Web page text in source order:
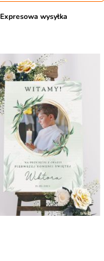
Expresowa wysyłka